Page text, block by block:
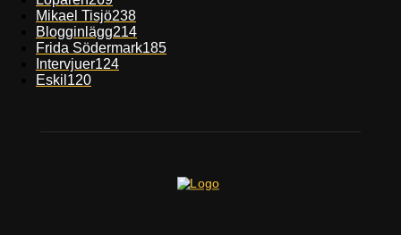
Mikael Tisjö238
Blogginlägg214
Frida Södermark185
Intervjuer124
Eskil 120